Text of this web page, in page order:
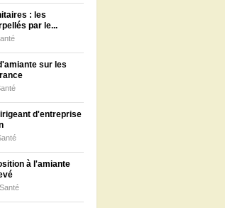
: les
par le...
sur les
d'entreprise
à l'amiante
Santé